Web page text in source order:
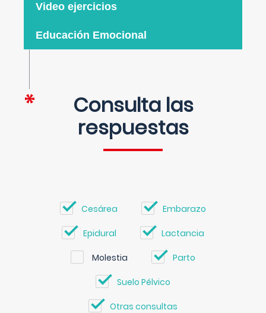
Video ejercicios
Educación Emocional
Consulta las
respuestas
Cesárea Embarazo
Epidural Lactancia
Molestia Parto
Suelo Pélvico
Otras consultas